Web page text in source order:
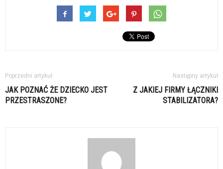
Poprzedni artykuł
JAK POZNAĆ ŻE DZIECKO JEST
PRZESTRASZONE?
Następny artykuł
Z JAKIEJ FIRMY ŁĄCZNIKI
STABILIZATORA?